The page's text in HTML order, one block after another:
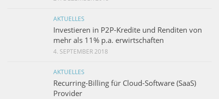
AKTUELLES
Investieren in P2P-Kredite und Renditen von
mehr als 11% p.a. erwirtschaften
4. SEPTEMBER 2018
AKTUELLES
Recurring-Billing für Cloud-Software (SaaS)
Provider